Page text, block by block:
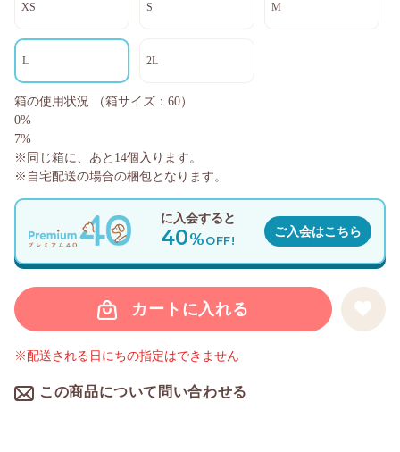
XS S M
L 2L
カートに入れる
この商品について問い合わせる
※配送される日にちの指定はできません
に入会すると
40%OFF!
ご入会はこちら
箱の使用状況
（箱サイズ：60）
0%
7%
※同じ箱に、あと 14個入ります。
※自宅配送の場合の梱包となります。